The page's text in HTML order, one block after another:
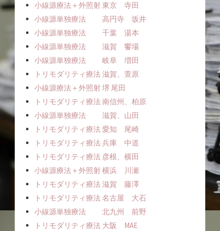
小線源療法＋外照射 東京 寺田
小線源単独療法 高円寺 坂井
小線源単独療法 千葉 湯本
小線源単独療法 滋賀 饗場
小線源単独療法 岐阜 増田
トリモダリティ療法 滋賀、萱原
小線源療法＋外照射 堺 尾田
トリモダリティ療法 南信州、柏原
小線源単独療法 滋賀、山田
トリモダリティ療法 愛知 尾崎
トリモダリティ療法 兵庫 中道
トリモダリティ療法 彦根、横田
小線源療法＋外照射 横浜 川瀬
トリモダリティ療法 滋賀 藤澤
トリモダリティ療法 名古屋 大石
小線源単独療法 北九州 前野
トリモダリティ療法 大阪 MAE